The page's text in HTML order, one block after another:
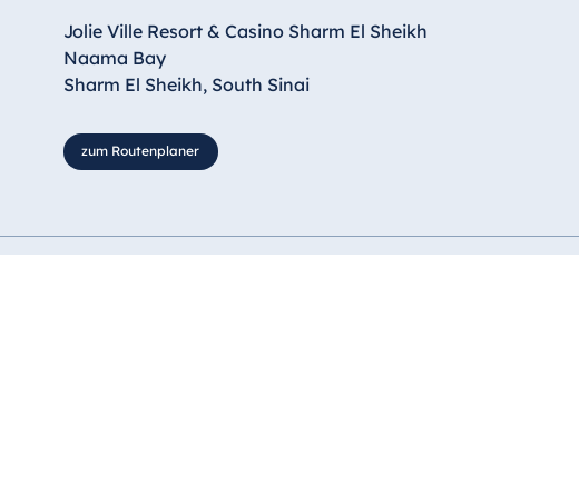
Jolie Ville Resort & Casino Sharm El Sheikh
Naama Bay
Sharm El Sheikh, South Sinai
zum Routenplaner